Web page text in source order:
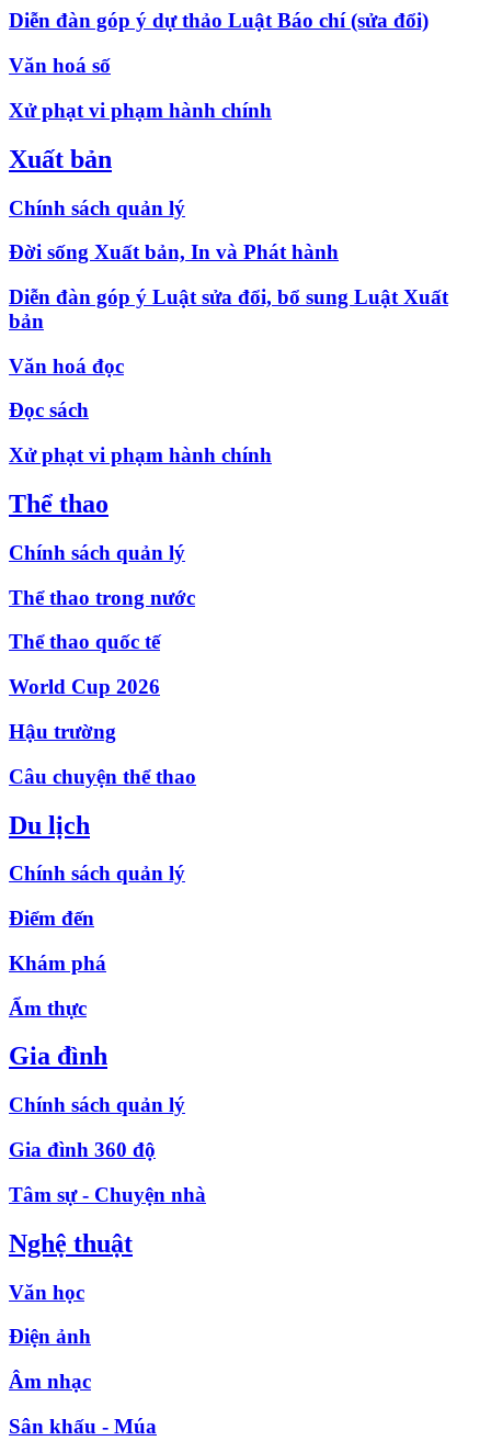
Diễn đàn góp ý dự thảo Luật Báo chí (sửa đổi)
Văn hoá số
Xử phạt vi phạm hành chính
Xuất bản
Chính sách quản lý
Đời sống Xuất bản, In và Phát hành
Diễn đàn góp ý Luật sửa đổi, bổ sung Luật Xuất
bản
Văn hoá đọc
Đọc sách
Xử phạt vi phạm hành chính
Thể thao
Chính sách quản lý
Thể thao trong nước
Thể thao quốc tế
World Cup 2026
Hậu trường
Câu chuyện thể thao
Du lịch
Chính sách quản lý
Điểm đến
Khám phá
Ẩm thực
Gia đình
Chính sách quản lý
Gia đình 360 độ
Tâm sự - Chuyện nhà
Nghệ thuật
Văn học
Điện ảnh
Âm nhạc
Sân khấu - Múa